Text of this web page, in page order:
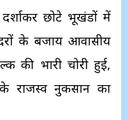
छोटे भूखंडों में
के बजाय आवासीय
की भारी चोरी हुई,
राजस्व नुकसान का